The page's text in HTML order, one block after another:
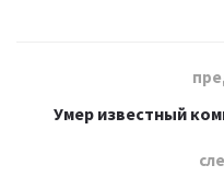
Умер известный